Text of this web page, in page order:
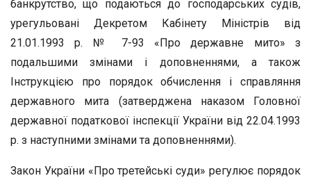
банкрутство, що подаються до господарських судів,
урегульовані Декретом Кабінету Міністрів від
21.01.1993 р. № 7-93 «Про державне мито» з
подальшими змінами і доповненнями, а також
Інструкцією про порядок обчислення і справляння
державного мита (затверджена наказом Головної
державної податкової інспекції України від 22.04.1993
р. з наступними змінами та доповненнями).
Закон України «Про третейські суди» регулює порядок